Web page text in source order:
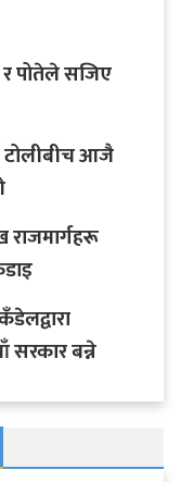
पोतेले सजिए
टोलीबीच आजै
राजमार्गहरू
सरकार बन्ने